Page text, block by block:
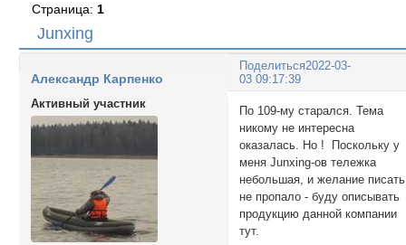
Junxing
Страница: 1
Поделиться2022-03-
03 09:17:39
Александр Карпенко
Активный участник
По 109-му старался. Тема
никому не интересна
оказалась. Но ! Поскольку у
меня Junxing-ов тележка
небольшая, и желание писать
не пропало - буду описывать
продукцию данной компании
тут.